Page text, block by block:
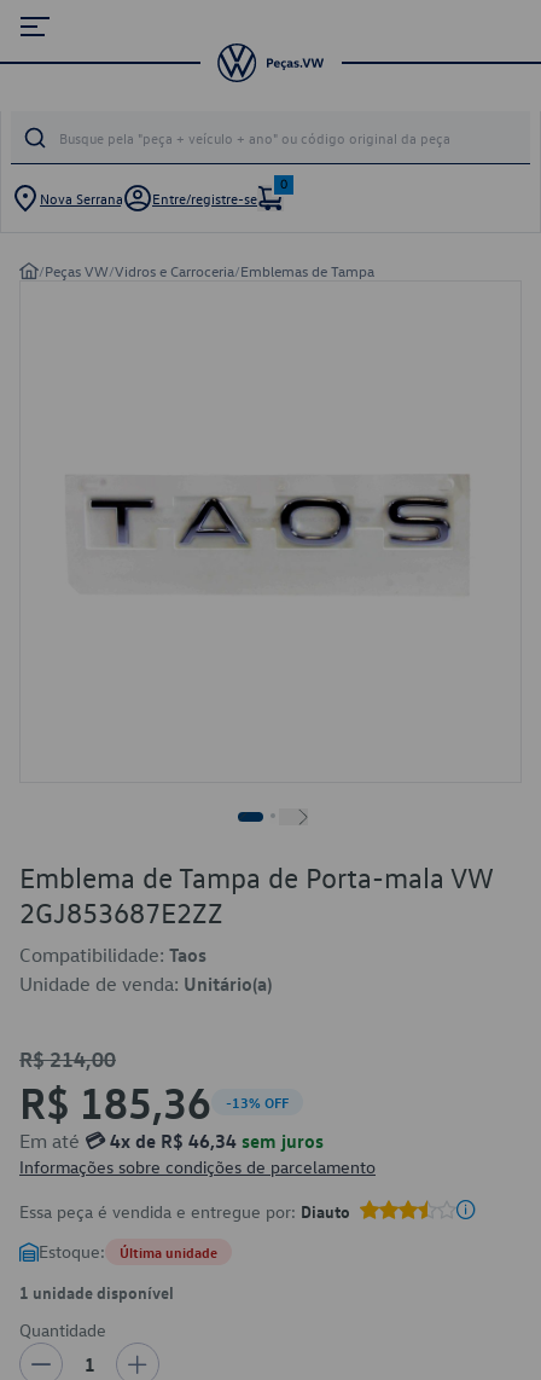
Nova Serrana Entre/registre-se
0
/Peças VW/Vidros e Carroceria/Emblemas de Tampa
Emblema de Tampa de Porta-mala VW
2GJ853687E2ZZ
Compatibilidade: Taos
Unidade de venda: Unitário(a)
R$ 214,00
R$ 185,36 -13% OFF
Em até 💳 4x de R$ 46,34 sem juros
Informações sobre condições de parcelamento
Essa peça é vendida e entregue por: Diauto
Estoque: Última unidade
1 unidade disponível
Quantidade
1